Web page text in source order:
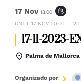
17 Nov 18:00 event_repeat
UNTIL 17 NOV, 20:00 2h
17-11-2023-
Palma de Mallorca
Organizado por